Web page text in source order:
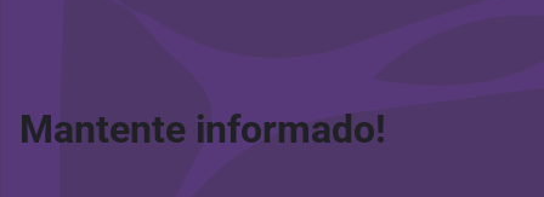
Mantente informado!